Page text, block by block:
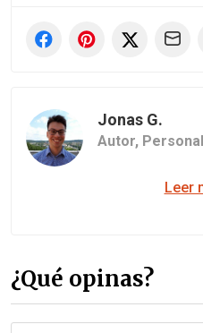
Jonas G.
Autor,
Leer
¿Qué opinas?